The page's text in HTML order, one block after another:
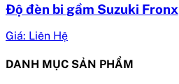
Độ đèn bi gầm Suzuki Fronx
Giá: Liên Hệ
DANH MỤC SẢN PHẨM